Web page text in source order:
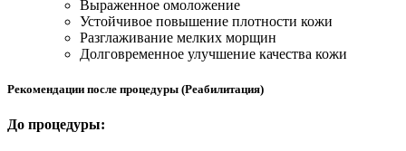
Выраженное омоложение
Устойчивое повышение плотности кожи
Разглаживание мелких морщин
Долговременное улучшение качества кожи
Рекомендации после процедуры (Реабилитация)
До процедуры: